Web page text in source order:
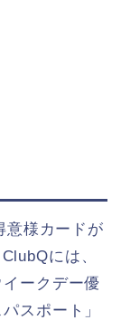
様カードが
には、
ークデー優
スポート」